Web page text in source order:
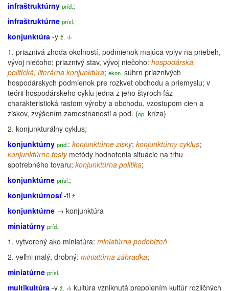
infraštruktúrny príd.;
infraštruktúrne prísl.
konjunktúra -y ž. ‹l›
1. priaznivá zhoda okolností, podmienok majúca vplyv na priebeh,
vývoj niečoho; priaznivý stav, vývoj niečoho: hospodárska,
politická, literárna konjunktúra; ekon. súhrn priaznivých
hospodárskych podmienok pre rozkvet obchodu a priemyslu; v
teórii hospodárskeho cyklu jedna z jeho štyroch fáz
charakteristická rastom výroby a obchodu, vzostupom cien a
ziskov, zvýšením zamestnanosti a pod. (op. kríza)
2. konjunkturálny cyklus;
konjunktúrny príd.: konjunktúrnezisky; konjunktúrnycyklus;
konjunktúrne testymetódy hodnotenia situácie na trhu
spotrebného tovaru; konjunktúrna politika;
konjunktúrne prísl.;
konjunktúrnosť-ti ž.
konjunktúrne → konjunktúra
miniatúrny príd.
1. vytvorený ako miniatúra: miniatúrna podobizeň
2. veľmi malý, drobný: miniatúrna záhradka;
miniatúrne prísl.
multikultúra -y ž. ‹l› kultúra vzniknutá prepojením kultúr rozličných